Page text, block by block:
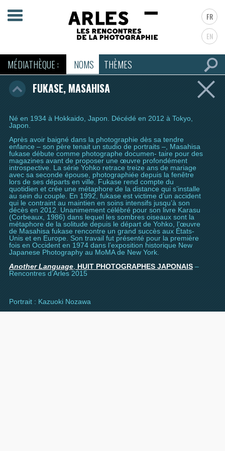
FR
EN
MÉDIATHÈQUE : NOMS THÈMES
FUKASE, MASAHISA
Né en 1934 à Hokkaido, Japon. Décédé en 2012 à Tokyo,
Japon.
Après avoir baigné dans la photographie dès sa tendre
enfance – son père tenait un studio de portraits –, Masahisa
fukase débute comme photographe documen- taire pour des
magazines avant de proposer une œuvre profondément
introspective. La série Yohko retrace treize ans de mariage
avec sa seconde épouse, photographiée depuis la fenêtre
lors de ses départs en ville. Fukase rend compte du
quotidien et crée une métaphore de la distance qui s’installe
au sein du couple. En 1992, fukase est victime d’un accident
qui le contraint au maintien en soins intensifs jusqu’à son
décès en 2012. Unanimement célébré pour son livre Karasu
(Corbeaux, 1986) dans lequel les sombres oiseaux sont la
métaphore de la solitude depuis le départ de Yohko, l’œuvre
de Masahisa fukase rencontre un grand succès aux États-
Unis et en Europe. Son travail fut présenté pour la première
fois en Occident en 1974 dans l’exposition historique New
Japanese Photography au MoMA de New York.
Another Language HUIT PHOTOGRAPHES JAPONAIS –
Rencontres d’Arles 2015
Portrait : Kazuoki Nozawa